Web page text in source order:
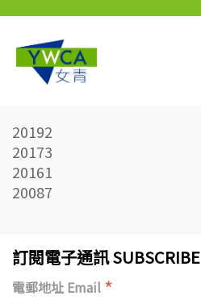
20192
20173
20161
20087
訂閱電子通訊 SUBSCRIBE
電郵地址 Email *